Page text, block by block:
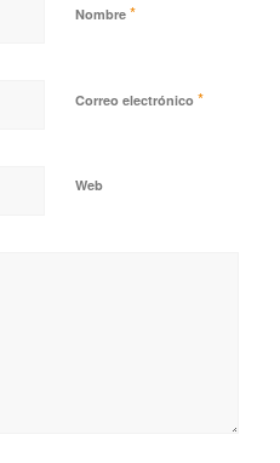
Nombre *
Correo electrónico *
Web